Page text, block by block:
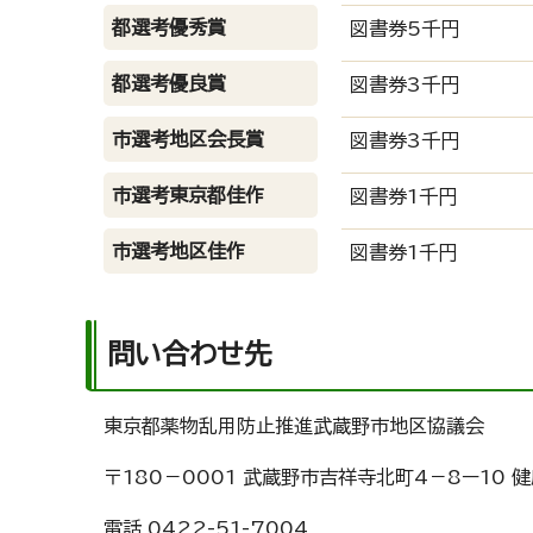
都選考優秀賞 図書券5千円
都選考優良賞 図書券3千円
市選考地区会長賞 図書券3千円
市選考東京都佳作 図書券1千円
市選考地区佳作 図書券1千円
問い合わせ先
東京都薬物乱用防止推進武蔵野市地区協議会
〒180－0001 武蔵野市吉祥寺北町4－8ー10 健
電話 0422-51-7004